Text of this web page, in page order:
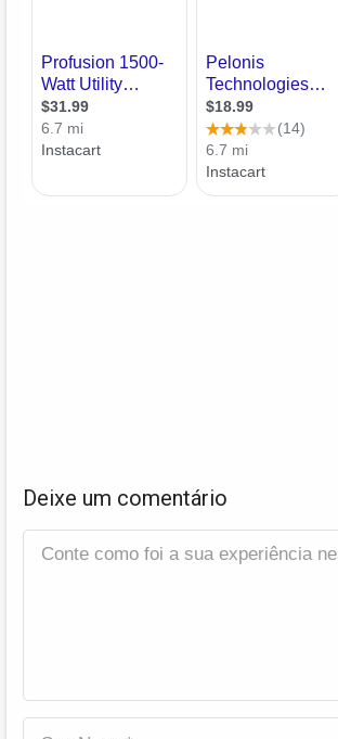
Deixe um comentário